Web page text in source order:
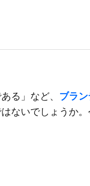
る」など、 ブラ
ないでしょうか。​